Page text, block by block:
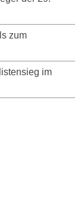
zum
im